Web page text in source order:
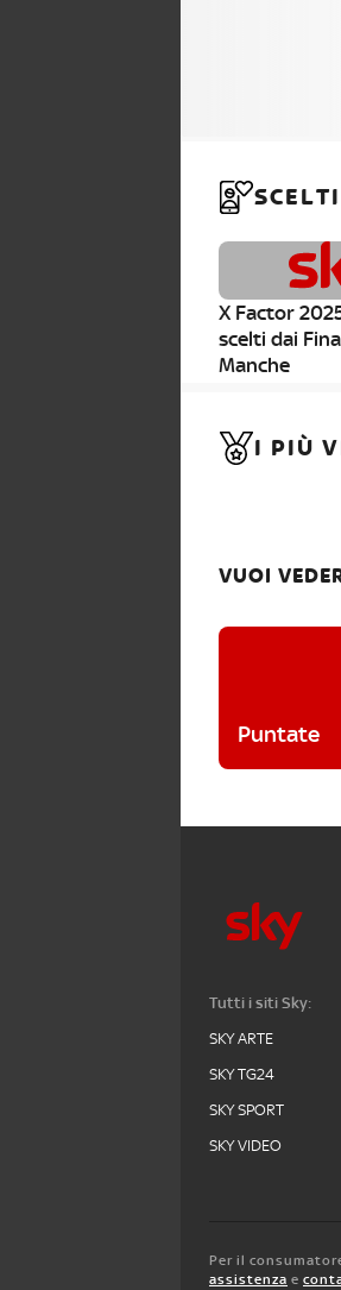
X Factor
scelti dai
Manche
I PIÙ
VUOI
Puntate
Tutti i siti Sky:
SKY ARTE
SKY TG24
SKY SPORT
SKY VIDEO
Per il
assistenza e